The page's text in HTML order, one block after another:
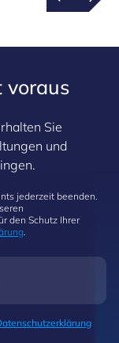
voraus
Sie
und
jederzeit beenden.
den Schutz Ihrer
.